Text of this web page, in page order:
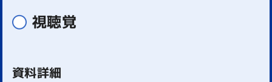
視聴覚
資料詳細